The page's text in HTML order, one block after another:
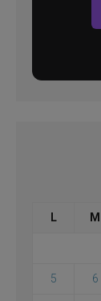
L M
5 6